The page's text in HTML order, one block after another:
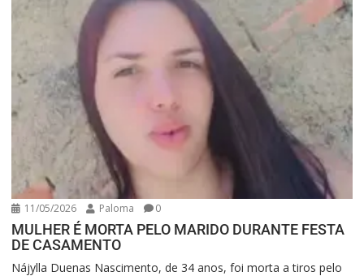
11/05/2026 Paloma 0
MULHER É MORTA PELO MARIDO DURANTE FESTA
DE CASAMENTO
Nájylla Duenas Nascimento, de 34 anos, foi morta a tiros pelo